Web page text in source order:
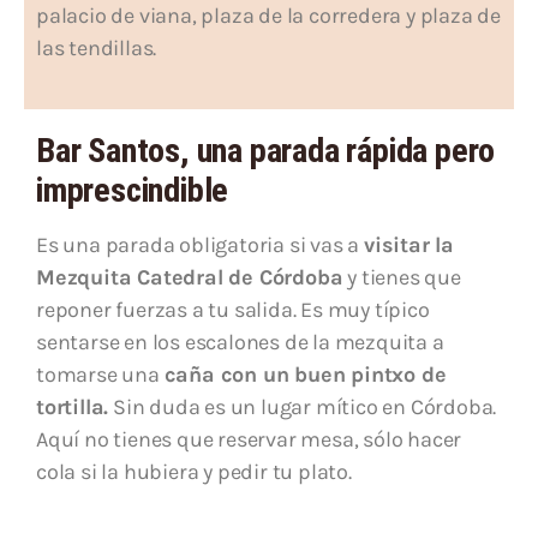
palacio de viana, plaza de la corredera y plaza de
las tendillas.
Bar Santos, una parada rápida pero
imprescindible
Es una parada obligatoria si vas a visitar la
Mezquita Catedral de Córdoba y tienes que
reponer fuerzas a tu salida. Es muy típico
sentarse en los escalones de la mezquita a
tomarse una caña con un buen pintxo de
tortilla. Sin duda es un lugar mítico en Córdoba.
Aquí no tienes que reservar mesa, sólo hacer
cola si la hubiera y pedir tu plato.